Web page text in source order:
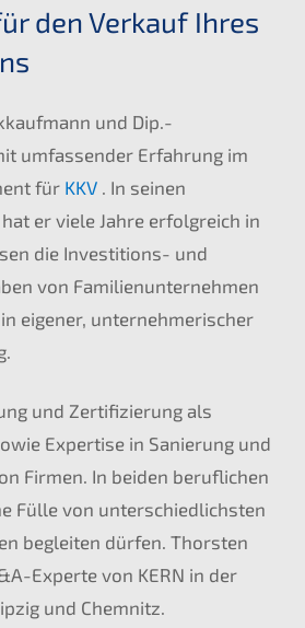
den Verkauf Ihres
und Dip.-
umfassender Erfahrung im
für KKV . In seinen
er viele Jahre erfolgreich in
die Investitions- und
von Familienunternehmen
eigener, unternehmerischer
und Zertifizierung als
Expertise in Sanierung und
Firmen. In beiden beruflichen
Fülle von unterschiedlichsten
begleiten dürfen. Thorsten
Experte von KERN in der
und Chemnitz.